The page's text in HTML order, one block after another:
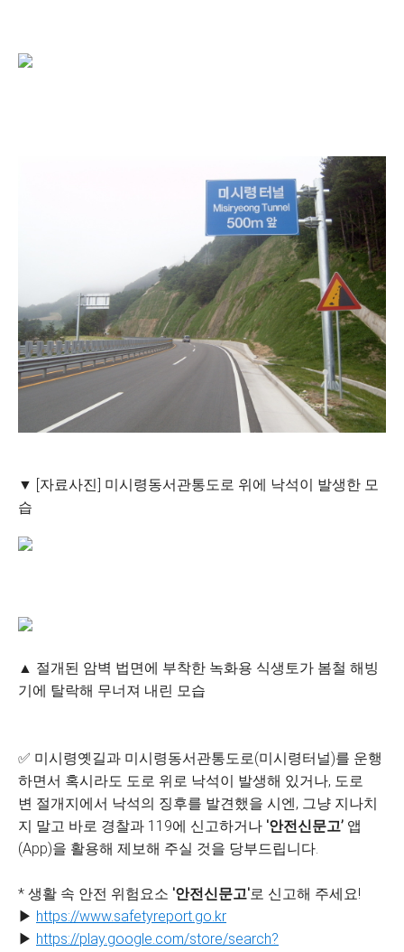
▼ [자료사진] 미시령동서관통도로 위에 낙석이 발생한 모
습
▲ 절개된 암벽 법면에 부착한 녹화용 식생토가 봄철 해빙
기에 탈락해 무너져 내린 모습
✅ 미시령옛길과 미시령동서관통도로(미시령터널)를 운행
하면서 혹시라도 도로 위로 낙석이 발생해 있거나, 도로
변 절개지에서 낙석의 징후를 발견했을 시엔, 그냥 지나치
지 말고 바로 경찰과 119에 신고하거나 '안전신문고’ 앱
(App)을 활용해 제보해 주실 것을 당부드립니다.
* 생활 속 안전 위험요소 '안전신문고'로 신고해 주세요!
▶ https://www.safetyreport.go.kr
▶ https://play.google.com/store/search?